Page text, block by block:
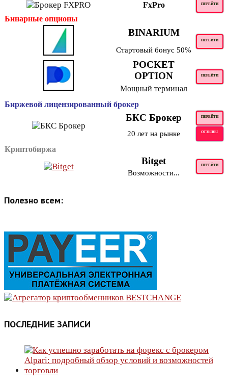
FxPro ПЕРЕЙТИ
Бинарные опционы
BINARIUM
ПЕРЕЙТИ
Стартовый бонус 50%
POCKET
OPTION
ПЕРЕЙТИ
Мощный терминал
Биржевой лицензированный брокер
БКС Брокер ПЕРЕЙТИ
20 лет на рынке ОТЗЫВЫ
Криптобиржа
Bitget ПЕРЕЙТИ
Возможности...
Полезно всем:
ПОСЛЕДНИЕ ЗАПИСИ